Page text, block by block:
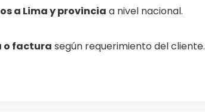
a Lima y provincia a nivel nacional.
o factura según requerimiento del cliente.